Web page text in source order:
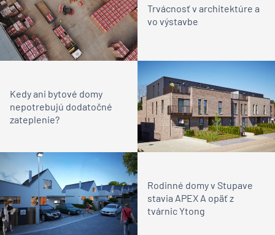
Trvácnosť v architektúre a
vo výstavbe
Kedy ani bytové domy
nepotrebujú dodatočné
zateplenie?
Rodinné domy v Stupave
stavia APEX A opäť z
tvárnic Ytong